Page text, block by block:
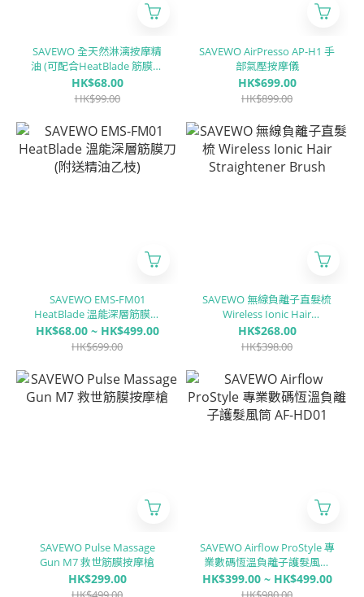
SAVEWO 全天然淋漓按摩精
油 (可配合HeatBlade 筋膜刀
使用)
HK$68.00
HK$99.00
SAVEWO AirPresso AP-H1 手
部氣壓按摩儀
HK$699.00
HK$899.00
SAVEWO EMS-FM01
HeatBlade 溫能深層筋膜刀
(附送精油乙枝)
HK$68.00 ~ HK$499.00
HK$699.00
SAVEWO 無線負離子直髮梳
Wireless Ionic Hair
Straightener Brush
HK$268.00
HK$398.00
SAVEWO Pulse Massage
Gun M7 救世筋膜按摩槍
HK$299.00
SAVEWO Airflow ProStyle 專
業數碼恆溫負離子護髮風筒
AF-HD01
HK$399.00 ~ HK$499.00